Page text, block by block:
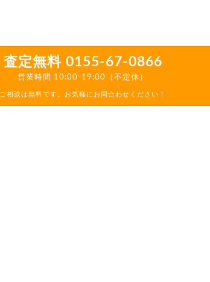
査定無料 0155-67-0866
営業時間 10:00-19:00（不定休）
ご相談は無料です。お気軽にお問合わせください！